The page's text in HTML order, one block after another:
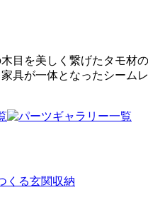
目を美しく繋げたタモ材
具が一体となったシームレ